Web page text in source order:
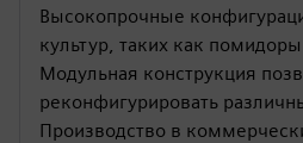
Высокопрочные
культур, таких как
Модульная конструкция
реконфигурировать
Производство в